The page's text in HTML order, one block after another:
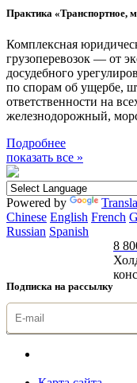
Практика «Транспортное,
Комплексная
грузоперевозок — от
досудебного
по спорам об ущербе,
ответственности на
железнодорожный,
Подробнее
показать все »
Powered by
Chinese English French
Russian Spanish
Подписка на рассылку
8